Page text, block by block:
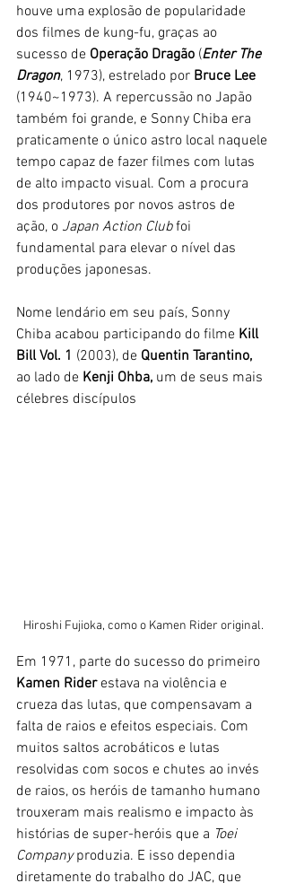
houve uma explosão de popularidade
dos filmes de kung-fu, graças ao
sucesso de Operação Dragão (Enter The
Dragon, 1973), estrelado por Bruce Lee
(1940~1973). A repercussão no Japão
também foi grande, e Sonny Chiba era
praticamente o único astro local naquele
tempo capaz de fazer filmes com lutas
de alto impacto visual. Com a procura
dos produtores por novos astros de
ação, o Japan Action Club foi
fundamental para elevar o nível das
produções japonesas.
Nome lendário em seu país, Sonny
Chiba acabou participando do filme Kill
Bill Vol. 1 (2003), de Quentin Tarantino,
ao lado de Kenji Ohba, um de seus mais
célebres discípulos
Hiroshi Fujioka, como o Kamen Rider original.
Em 1971, parte do sucesso do primeiro
Kamen Rider estava na violência e
crueza das lutas, que compensavam a
falta de raios e efeitos especiais. Com
muitos saltos acrobáticos e lutas
resolvidas com socos e chutes ao invés
de raios, os heróis de tamanho humano
trouxeram mais realismo e impacto às
histórias de super-heróis que a Toei
Company produzia. E isso dependia
diretamente do trabalho do JAC, que